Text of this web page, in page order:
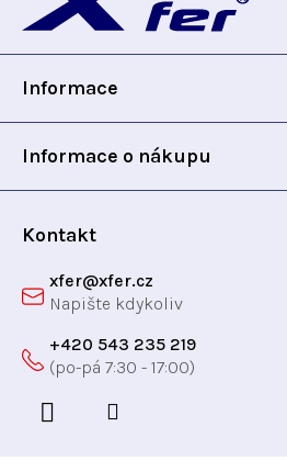
p
Informace
Informace o nákupu
Kontakt
xfer@xfer.cz
+420 543 235 219